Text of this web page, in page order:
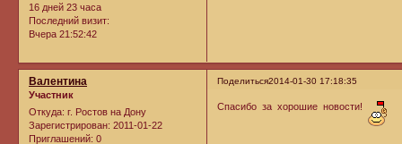
16 дней 23 часа
Последний визит:
Вчера 21:52:42
Поделиться2014-01-30 17:18:35
Валентина
Участник
Откуда: г. Ростов на Дону
Зарегистрирован: 2011-01-22
Приглашений: 0
Спасибо за хорошие новости!